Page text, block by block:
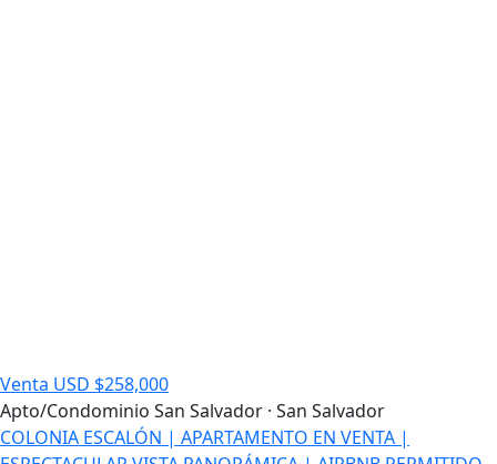
Venta USD $258,000
Apto/Condominio San Salvador · San Salvador
COLONIA ESCALÓN | APARTAMENTO EN VENTA |